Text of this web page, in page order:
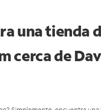
una tienda
cerca de